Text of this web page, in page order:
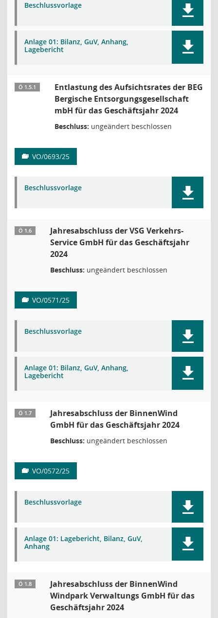
Beschlussvorlage
Anlage 01: Bilanz, GuV, Anhang,
Lagebericht
Ö 1.5.1
Entlastung des Aufsichtsrates der BEG
Bergische Entsorgungsgesellschaft
mbH für das Geschäftsjahr 2024
Beschluss: ungeändert beschlossen
VO/0693/25
Beschlussvorlage
Ö 1.6
Jahresabschluss der VSG Verkehrs-
Service GmbH für das Geschäftsjahr
2024
Beschluss: ungeändert beschlossen
VO/0571/25
Beschlussvorlage
Anlage 01: Bilanz, GuV, Anhang,
Lagebericht
Ö 1.7
Jahresabschluss der BinnenWind
GmbH für das Geschäftsjahr 2024
Beschluss: ungeändert beschlossen
VO/0572/25
Beschlussvorlage
Anlage 01: Lagebericht, Bilanz, GuV,
Anhang
Ö 1.8
Jahresabschluss der BinnenWind
Windpark Verwaltungs GmbH für das
Geschäftsjahr 2024